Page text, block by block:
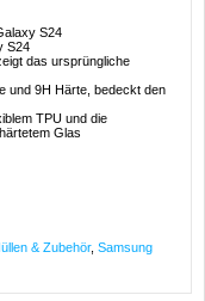
S24
S24
das ursprüngliche
und 9H Härte, bedeckt den
TPU und die
Glas
& Zubehör, Samsung